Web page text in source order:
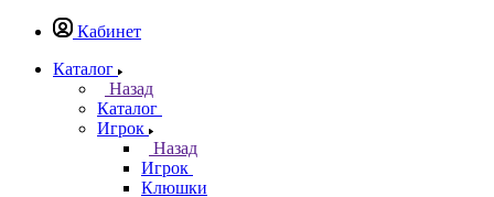
Кабинет
Каталог
Назад
Каталог
Игрок
Назад
Игрок
Клюшки